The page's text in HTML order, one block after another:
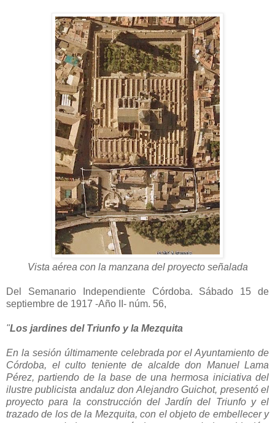
Vista aérea con la manzana del proyecto señalada
Del Semanario Independiente Córdoba. Sábado 15 de
septiembre de 1917 -Año II- núm. 56,
"Los jardines del Triunfo y la Mezquita
En la sesión últimamente celebrada por el Ayuntamiento de
Córdoba, el culto teniente de alcalde don Manuel Lama
Pérez, partiendo de la base de una hermosa iniciativa del
ilustre publicista andaluz don Alejandro Guichot, presentó el
proyecto para la construcción del Jardín del Triunfo y el
trazado de los de la Mezquita, con el objeto de embellecer y